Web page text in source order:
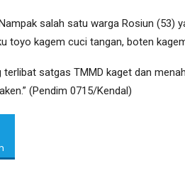
salah satu warga Rosiun (53)
toyo kagem cuci tangan, boten kagem
satgas TMMD kaget dan
(Pendim 0715/Kendal)